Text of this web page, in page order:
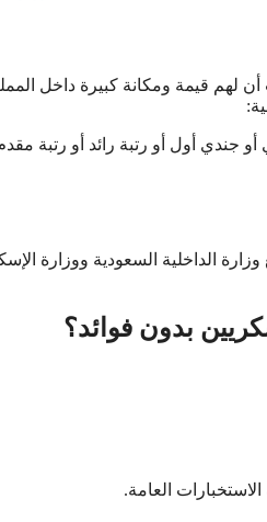
لهم قيمة ومكانة كبيرة داخل
جندي أول أو رتبة رائد أو رتبة
السعودية ووزارة
بدون فوائد؟
العامة.